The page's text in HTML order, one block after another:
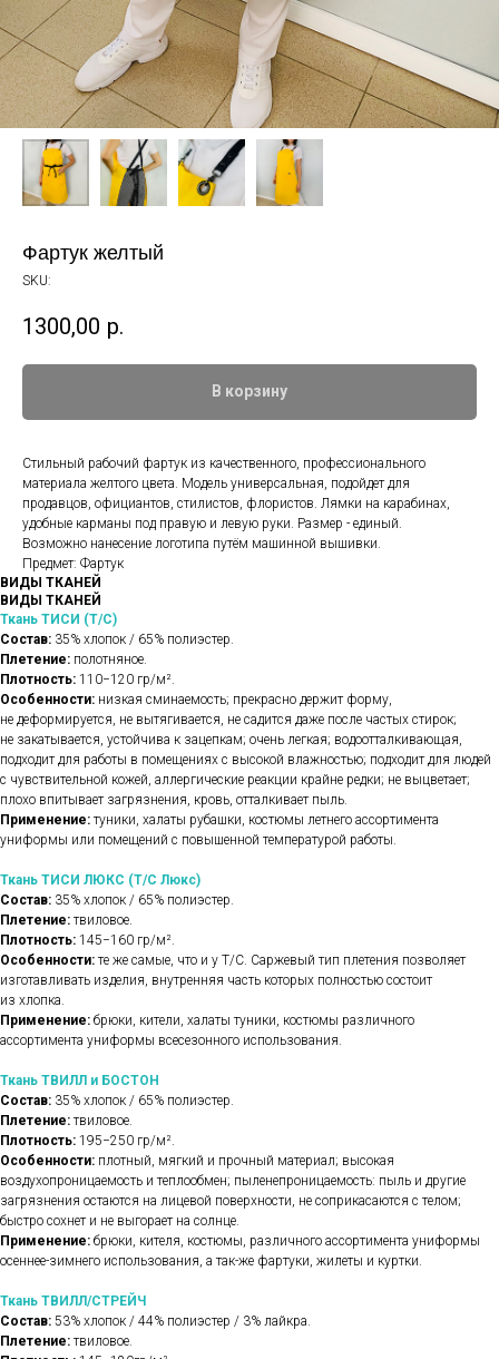
Фартук желтый
SKU:
1300,00 р.
В корзину
Стильный рабочий фартук из качественного, профессионального
материала желтого цвета. Модель универсальная, подойдет для
продавцов, официантов, стилистов, флористов. Лямки на карабинах,
удобные карманы под правую и левую руки. Размер - единый.
Возможно нанесение логотипа путём машинной вышивки.
Предмет: Фартук
ВИДЫ ТКАНЕЙ
ВИДЫ ТКАНЕЙ
Ткань ТИСИ (Т/С)
Состав: 35% хлопок / 65% полиэстер.
Плетение: полотняное.
Плотность: 110−120 гр/м².
Особенности: низкая сминаемость; прекрасно держит форму,
не деформируется, не вытягивается, не садится даже после частых стирок;
не закатывается, устойчива к зацепкам; очень легкая; водоотталкивающая,
подходит для работы в помещениях с высокой влажностью; подходит для людей
с чувствительной кожей, аллергические реакции крайне редки; не выцветает;
плохо впитывает загрязнения, кровь, отталкивает пыль.
Применение: туники, халаты рубашки, костюмы летнего ассортимента
униформы или помещений с повышенной температурой работы.
Ткань ТИСИ ЛЮКС (Т/С Люкс)
Состав: 35% хлопок / 65% полиэстер.
Плетение: твиловое.
Плотность: 145−160 гр/м².
Особенности: те же самые, что и у Т/С. Саржевый тип плетения позволяет
изготавливать изделия, внутренняя часть которых полностью состоит
из хлопка.
Применение: брюки, кители, халаты туники, костюмы различного
ассортимента униформы всесезонного использования.
Ткань ТВИЛЛ и БОСТОН
Состав: 35% хлопок / 65% полиэстер.
Плетение: твиловое.
Плотность: 195−250 гр/м².
Особенности: плотный, мягкий и прочный материал; высокая
воздухопроницаемость и теплообмен; пыленепроницаемость: пыль и другие
загрязнения остаются на лицевой поверхности, не соприкасаются с телом;
быстро сохнет и не выгорает на солнце.
Применение: брюки, кителя, костюмы, различного ассортимента униформы
осеннее-зимнего использования, а так-же фартуки, жилеты и куртки.
Ткань ТВИЛЛ/СТРЕЙЧ
Состав: 53% хлопок / 44% полиэстер / 3% лайкра.
Плетение: твиловое.